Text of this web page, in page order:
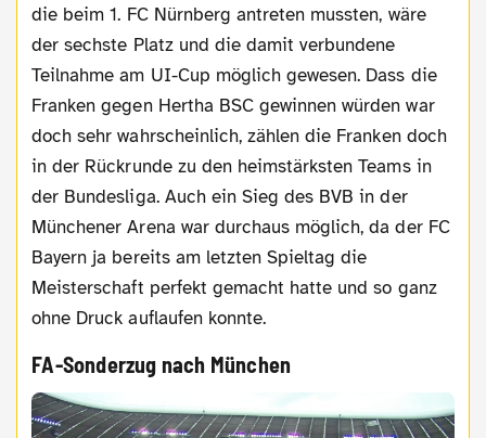
die beim 1. FC Nürnberg antreten mussten, wäre
der sechste Platz und die damit verbundene
Teilnahme am UI-Cup möglich gewesen. Dass die
Franken gegen Hertha BSC gewinnen würden war
doch sehr wahrscheinlich, zählen die Franken doch
in der Rückrunde zu den heimstärksten Teams in
der Bundesliga. Auch ein Sieg des BVB in der
Münchener Arena war durchaus möglich, da der FC
Bayern ja bereits am letzten Spieltag die
Meisterschaft perfekt gemacht hatte und so ganz
ohne Druck auflaufen konnte.
FA-Sonderzug nach München